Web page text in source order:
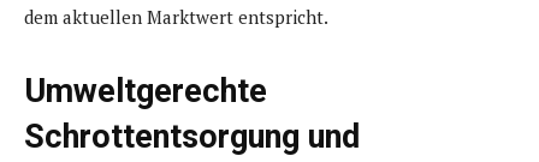
dem aktuellen Marktwert entspricht.
Umweltgerechte
Schrottentsorgung und